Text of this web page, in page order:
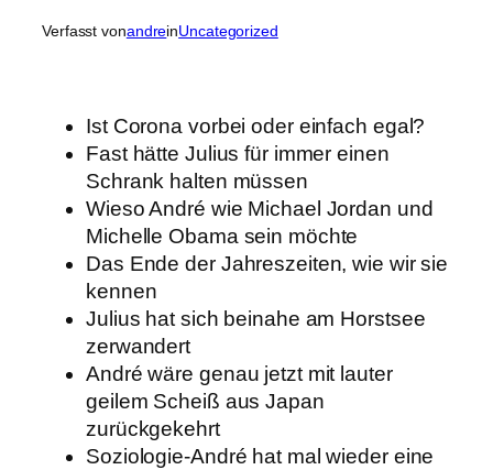
Verfasst vonandreinUncategorized
Ist Corona vorbei oder einfach egal?
Fast hätte Julius für immer einen
Schrank halten müssen
Wieso André wie Michael Jordan und
Michelle Obama sein möchte
Das Ende der Jahreszeiten, wie wir sie
kennen
Julius hat sich beinahe am Horstsee
zerwandert
André wäre genau jetzt mit lauter
geilem Scheiß aus Japan
zurückgekehrt
Soziologie-André hat mal wieder eine